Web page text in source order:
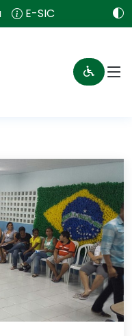
E-SIC